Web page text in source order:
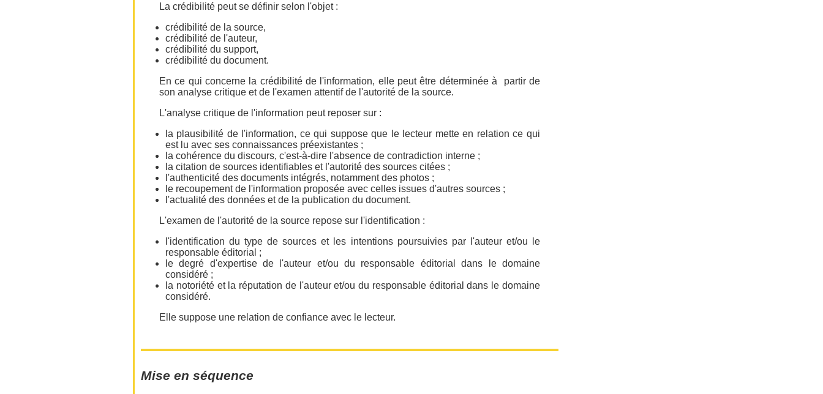
La crédibilité peut se définir selon l'objet :
crédibilité de la source,
crédibilité de l'auteur,
crédibilité du support,
crédibilité du document.
En ce qui concerne la crédibilité de l'information, elle peut être déterminée à partir de
son analyse critique et de l'examen attentif de l'autorité de la source.
L'analyse critique de l'information peut reposer sur :
la plausibilité de l'information, ce qui suppose que le lecteur mette en relation ce qui
est lu avec ses connaissances préexistantes ;
la cohérence du discours, c'est-à-dire l'absence de contradiction interne ;
la citation de sources identifiables et l'autorité des sources citées ;
l'authenticité des documents intégrés, notamment des photos ;
le recoupement de l'information proposée avec celles issues d'autres sources ;
l'actualité des données et de la publication du document.
L'examen de l'autorité de la source repose sur l'identification :
l'identification du type de sources et les intentions poursuivies par l'auteur et/ou le
responsable éditorial ;
le degré d'expertise de l'auteur et/ou du responsable éditorial dans le domaine
considéré ;
la notoriété et la réputation de l'auteur et/ou du responsable éditorial dans le domaine
considéré.
Elle suppose une relation de confiance avec le lecteur.
Mise en séquence